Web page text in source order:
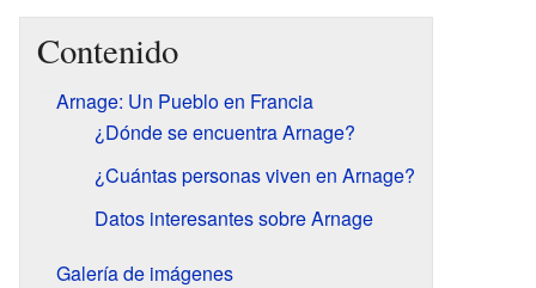
Contenido
Arnage: Un Pueblo en Francia
¿Dónde se encuentra Arnage?
¿Cuántas personas viven en Arnage?
Datos interesantes sobre Arnage
Galería de imágenes